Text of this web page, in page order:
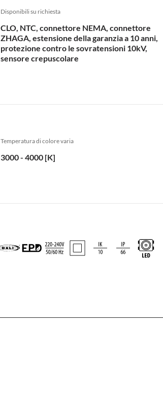
Disponibili su richiesta
CLO, NTC, connettore NEMA, connettore
ZHAGA, estensione della garanzia a 10 anni,
protezione contro le sovratensioni 10kV,
sensore crepuscolare
Temperatura di colore varia
3000 - 4000 [K]